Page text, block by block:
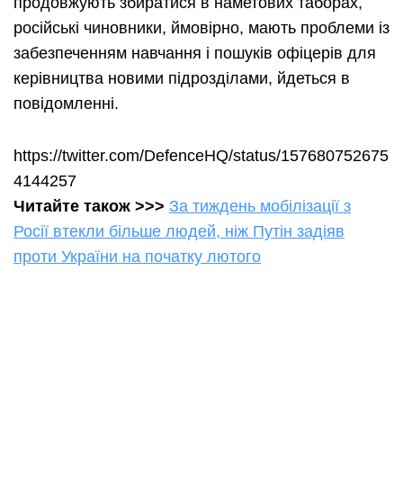
російські чиновники, ймовірно, мають проблеми із
забезпеченням навчання і пошуків офіцерів для
керівництва новими підрозділами, йдеться в
повідомленні.
https://twitter.com/DefenceHQ/status/157680752675
4144257
Читайте також >>> За тиждень мобілізації з
Росії втекли більше людей, ніж Путін задіяв
проти України на початку лютого